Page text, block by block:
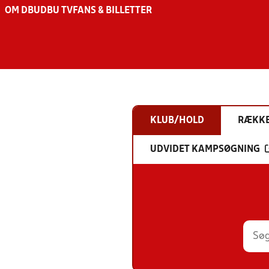
OM DBU DBU TV FANS & BILLETTER
KLUB/HOLD
UDVIDET KAMPSØGNING